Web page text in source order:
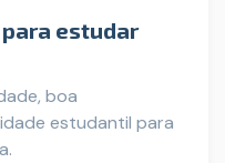
estudar
boa
estudantil para